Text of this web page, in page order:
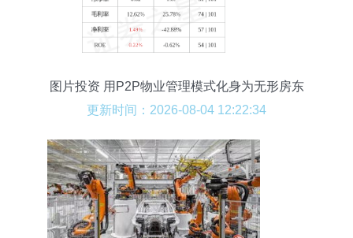
图片投资 用P2P物业管理模式化身为无形房东
更新时间：2026-08-04 12:22:34